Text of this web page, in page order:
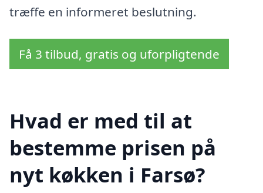
træffe en informeret beslutning.
Få 3 tilbud, gratis og uforpligtende
Hvad er med til at
bestemme prisen på
nyt køkken i Farsø?